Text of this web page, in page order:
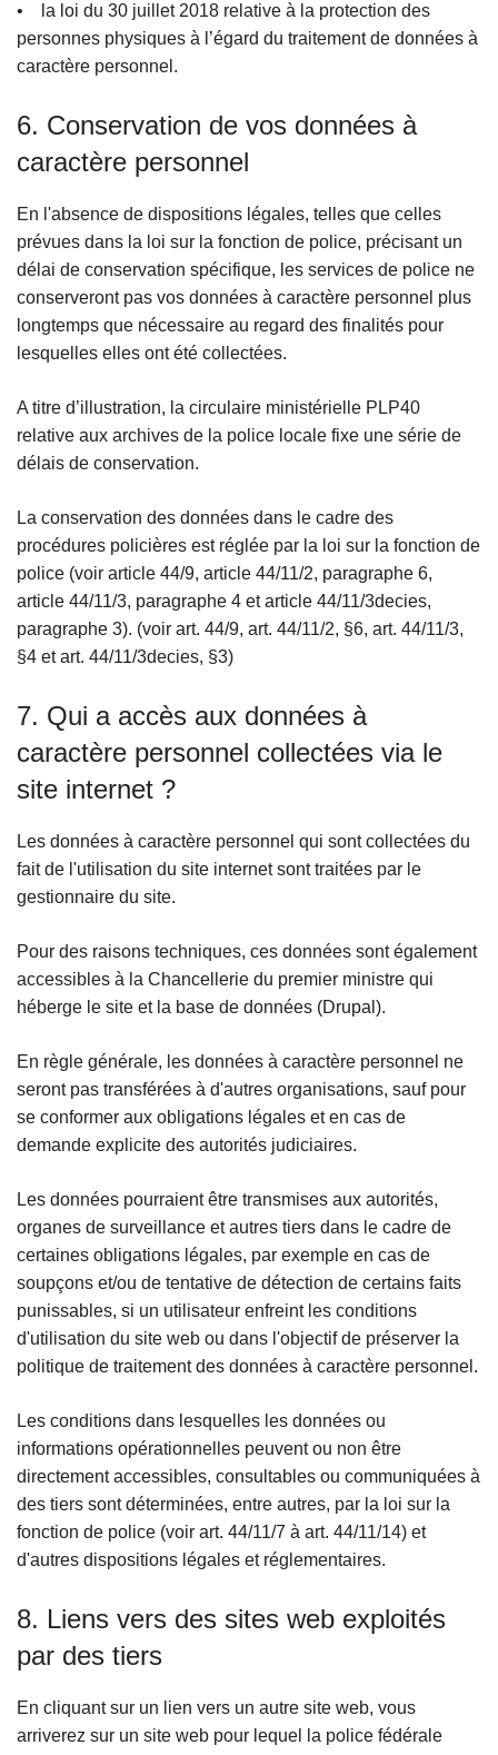
• la loi du 30 juillet 2018 relative à la protection des
personnes physiques à l’égard du traitement de données à
caractère personnel.
6. Conservation de vos données à
caractère personnel
En l'absence de dispositions légales, telles que celles
prévues dans la loi sur la fonction de police, précisant un
délai de conservation spécifique, les services de police ne
conserveront pas vos données à caractère personnel plus
longtemps que nécessaire au regard des finalités pour
lesquelles elles ont été collectées.
A titre d’illustration, la circulaire ministérielle PLP40
relative aux archives de la police locale fixe une série de
délais de conservation.
La conservation des données dans le cadre des
procédures policières est réglée par la loi sur la fonction de
police (voir article 44/9, article 44/11/2, paragraphe 6,
article 44/11/3, paragraphe 4 et article 44/11/3decies,
paragraphe 3). (voir art. 44/9, art. 44/11/2, §6, art. 44/11/3,
§4 et art. 44/11/3decies, §3)
7. Qui a accès aux données à
caractère personnel collectées via le
site internet ?
Les données à caractère personnel qui sont collectées du
fait de l'utilisation du site internet sont traitées par le
gestionnaire du site.
Pour des raisons techniques, ces données sont également
accessibles à la Chancellerie du premier ministre qui
héberge le site et la base de données (Drupal).
En règle générale, les données à caractère personnel ne
seront pas transférées à d'autres organisations, sauf pour
se conformer aux obligations légales et en cas de
demande explicite des autorités judiciaires.
Les données pourraient être transmises aux autorités,
organes de surveillance et autres tiers dans le cadre de
certaines obligations légales, par exemple en cas de
soupçons et/ou de tentative de détection de certains faits
punissables, si un utilisateur enfreint les conditions
d'utilisation du site web ou dans l'objectif de préserver la
politique de traitement des données à caractère personnel.
Les conditions dans lesquelles les données ou
informations opérationnelles peuvent ou non être
directement accessibles, consultables ou communiquées à
des tiers sont déterminées, entre autres, par la loi sur la
fonction de police (voir art. 44/11/7 à art. 44/11/14) et
d'autres dispositions légales et réglementaires.
8. Liens vers des sites web exploités
par des tiers
En cliquant sur un lien vers un autre site web, vous
arriverez sur un site web pour lequel la police fédérale